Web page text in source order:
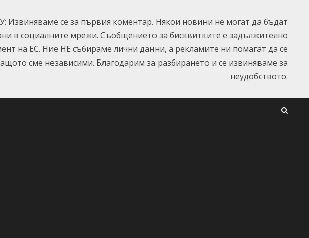
се за първия коментар. Някои новини не могат да бъдат
в социалните мрежи. Съобщението за бисквитките е задължително
на ЕС. Ние НЕ събираме лични данни, а рекламите ни помагат да се
сме независими. Благодарим за разбирането и се извиняваме за
неудобството.